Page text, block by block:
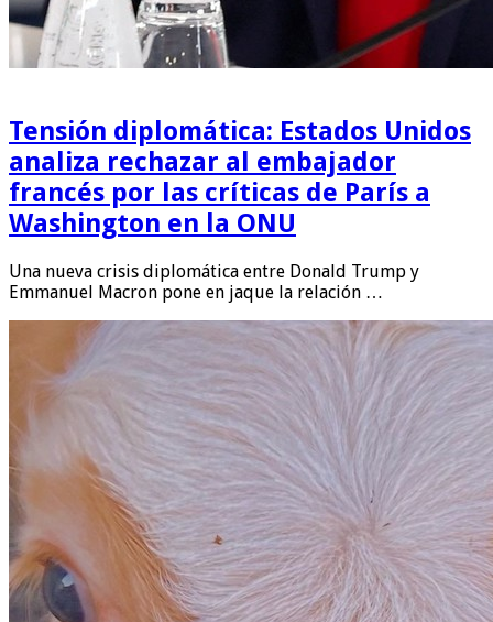
Tensión diplomática: Estados Unidos
analiza rechazar al embajador
francés por las críticas de París a
Washington en la ONU
Una nueva crisis diplomática entre Donald Trump y
Emmanuel Macron pone en jaque la relación …